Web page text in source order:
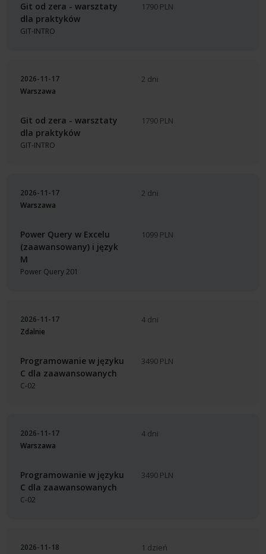
Git od zera - warsztaty
dla praktyków
GIT-INTRO
1790 PLN
2026-11-17
Warszawa
Git od zera - warsztaty
dla praktyków
GIT-INTRO
2 dni
1790 PLN
2026-11-17
Warszawa
Power Query w Excelu
(zaawansowany) i język
M
Power Query 201
2 dni
1099 PLN
2026-11-17
Zdalnie
Programowanie w języku
C dla zaawansowanych
C-02
4 dni
3490 PLN
2026-11-17
Warszawa
Programowanie w języku
C dla zaawansowanych
C-02
4 dni
3490 PLN
2026-11-18
1 dzień